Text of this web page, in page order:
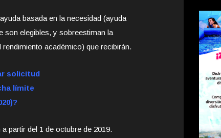
basada en la necesidad (ayuda
son elegibles, y sobreestiman la
académico) que recibirán.
solicitud
límite
partir del 1 de octubre de 2019.